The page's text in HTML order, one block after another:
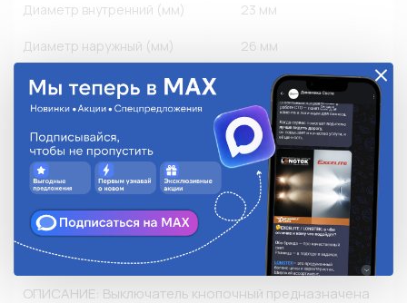
Диаметр внутренний (мм) 23 мм
Диаметр наружный (мм) 26 мм
Вес (кг) 0,009 кг
Тип крепления Защелка
Тип монтажа Врезной
Режим работы ON-OFF
Провод Без провода
Описание
ОПИСАНИЕ: Выключатель кнопочный предназначена